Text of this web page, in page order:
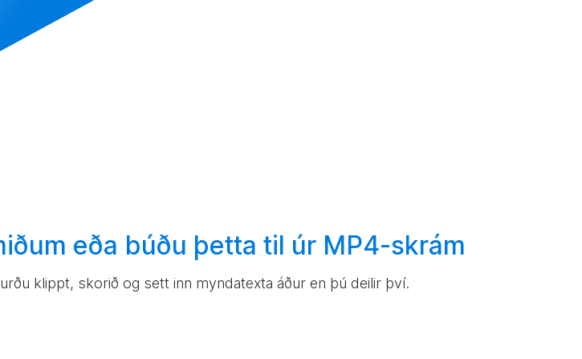
eða búðu þetta til úr MP4-skrám
klippt, skorið og sett inn myndatexta áður en þú deilir því.